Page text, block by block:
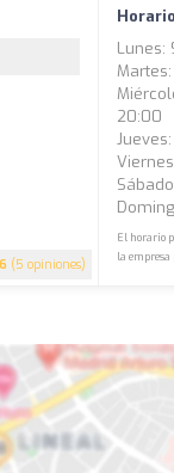
(5 opiniones)
Lunes:
20:00
El horario
la